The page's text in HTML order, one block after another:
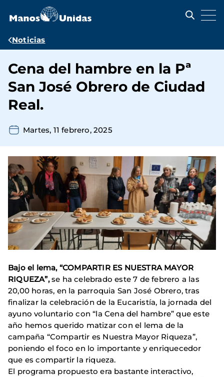
contenido
Ruta
navegación
Noticias
Cena del hambre en la Pª
San José Obrero de Ciudad
Real.
Martes, 11 febrero, 2025
Bajo el lema, “COMPARTIR ES NUESTRA MAYOR
RIQUEZA”,se ha celebrado este 7 de febrero a las
20,00 horas, en la parroquia San José Obrero, tras
finalizar la celebración de la Eucaristía, la jornada del
ayuno voluntario con “la Cena del hambre” que este
año hemos querido matizar con el lema de la
campaña “Compartir es Nuestra Mayor Riqueza”,
poniendo el foco en lo importante y enriquecedor
que es compartir la riqueza.
El programa propuesto era bastante interactivo,